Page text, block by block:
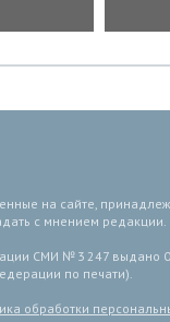
на сайте,
с мнением редакции.
СМИ № 3 247 выдано
по печати).
обработки